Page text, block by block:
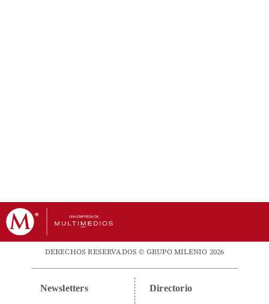
DERECHOS RESERVADOS © GRUPO MILENIO 2026
Newsletters Directorio